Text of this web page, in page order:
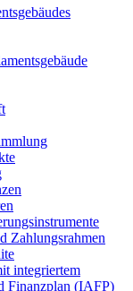
Zahlungsrahmen
integriertem
Finanzplan (IAFP)